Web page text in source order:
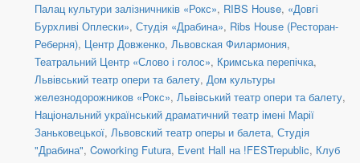
Палац культури залізничників «Рокс», RIBS House, «Довгі
Бурхливі Оплески», Студія «Драбина», Ribs House (Ресторан-
Реберня), Центр Довженко, Львовская Филармония,
Театральний Центр «Слово і голос», Кримська перепічка,
Львівський театр опери та балету, Дом культуры
железнодорожников «Рокс», Львівський театр опери та балету,
Національний український драматичний театр імені Марії
Заньковецької, Львовский театр оперы и балета, Студія
"Драбина", Coworking Futura, Event Hall на !FESTrepublic, Клуб